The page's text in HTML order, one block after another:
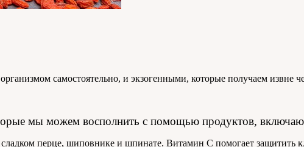
самостоятельно, и экзогенными, которые получаем извне
мы можем восполнить с помощью продуктов,
перце, шиповнике и шпинате. Витамин C помогает защитить